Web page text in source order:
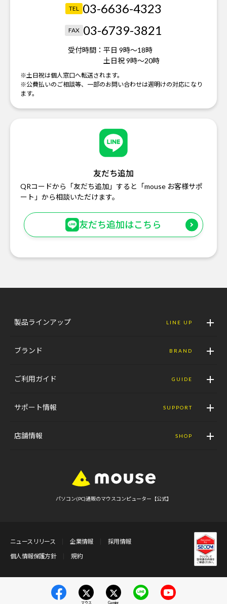
TEL 03-6636-4323
FAX 03-6739-3821
受付時間： 平日 9時～18時
土日祝 9時～20時
※土日祝は個人窓口へ転送されます。
※公費払いのご相談等、一部のお問い合わせは週明けの対応になり
ます。
友だち追加
QRコードから「友だち追加」すると「mouse お客様サポ
ート」から相談いただけます。
友だち追加はこちら
製品ラインアップ LINE UP
ブランド BRAND
ご利用ガイド GUIDE
サポート情報 SUPPORT
店舗情報 SHOP
パソコン(PC)通販のマウスコンピューター【公式】
ニュースリリース 企業情報
採用情報
個人情報保護方針
規約
マウス Gaming